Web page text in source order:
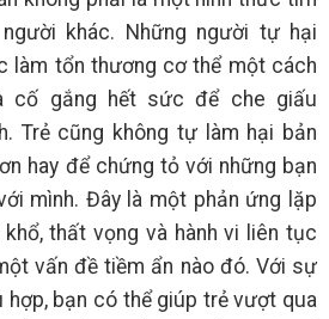
khác. Những người tự hại
làm tổn thương cơ thể một cách
cố gắng hết sức để che giấu
Trẻ cũng không tự làm hại bản
hay để chứng tỏ với những bạn
mình. Đây là một phản ứng lặp
thất vọng và hành vi liên tục
vấn đề tiềm ẩn nào đó. Với sự
hợp, bạn có thể giúp trẻ vượt qua